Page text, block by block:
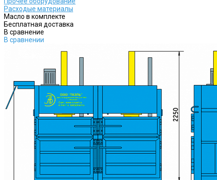
Расходые материалы
Масло в комплекте
Бесплатная доставка
В сравнение
В сравнении